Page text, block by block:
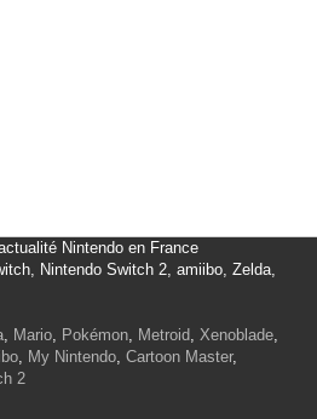
Nintendo en France
Nintendo Switch 2, amiibo, Zelda,
, Mario, Pokémon, Metroid, Xenoblade,
, My Nintendo, Cartoon Master,
2